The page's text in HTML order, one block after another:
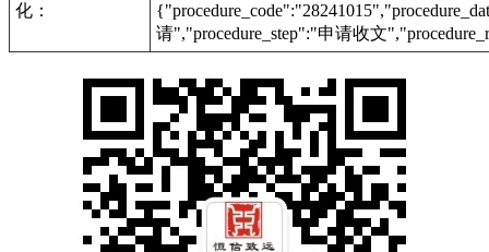
化：
请","procedure_step":"申请收文